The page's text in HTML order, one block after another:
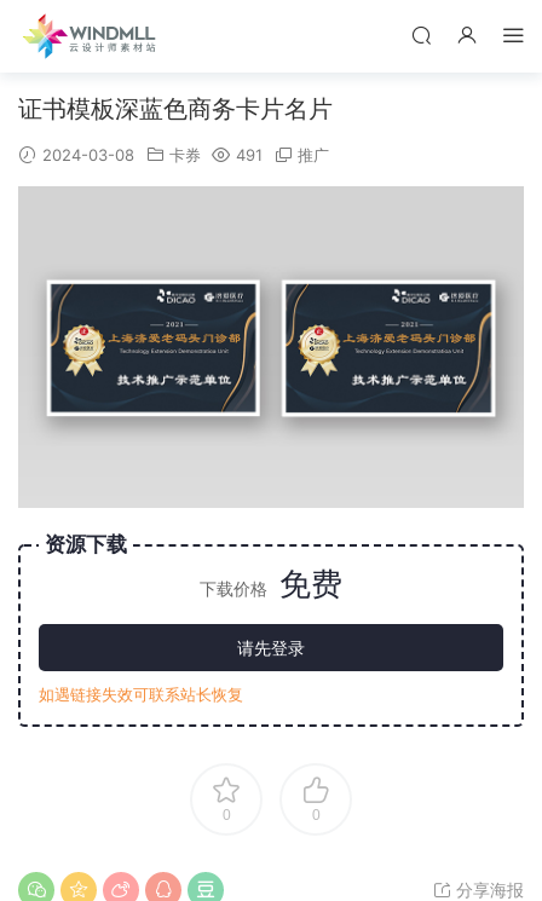
证书模板深蓝色商务卡片名片
2024-03-08 卡券 491 推广
资源下载
下载价格 免费
请先登录
如遇链接失效可联系站长恢复
0 0
分享海报